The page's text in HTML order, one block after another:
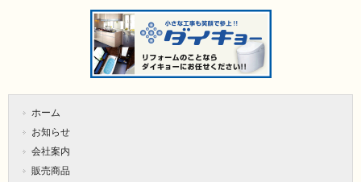
ホーム
お知らせ
会社案内
販売商品